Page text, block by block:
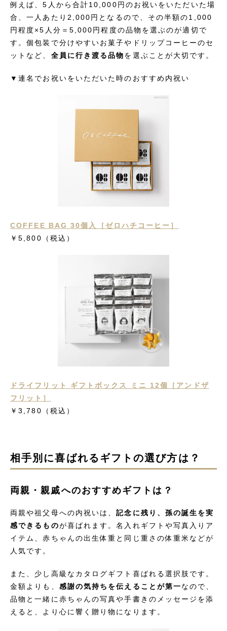
例えば、5人から合計10,000円のお祝いをいただいた場
合、一人あたり2,000円となるので、その半額の1,000
円程度×5人分＝5,000円程度の品物を選ぶのが適切で
す。個包装で分けやすいお菓子やドリップコーヒーのセ
ットなど、 全員に行き渡る品物を選ぶことが大切です。
▼連名でお祝いをいただいた時のおすすめ内祝い
COFFEE BAG 30個入［ゼロハチコーヒー］
￥5,800（税込）
ドライフリット ギフトボックス ミニ 12個［アンドザ
フリット］
￥3,780（税込）
相手別に喜ばれるギフトの選び方は？
両親・親戚へのおすすめギフトは？
両親や祖父母への内祝いは、記念に残り、孫の誕生を実
感できるものが喜ばれます。名入れギフトや写真入りア
イテム、赤ちゃんの出生体重と同じ重さの体重米などが
人気です。
また、少し高級なカタログギフト喜ばれる選択肢です。
金額よりも、 感謝の気持ちを伝えることが第一なので、
品物と一緒に赤ちゃんの写真や手書きのメッセージを添
えると、より心に響く贈り物になります。